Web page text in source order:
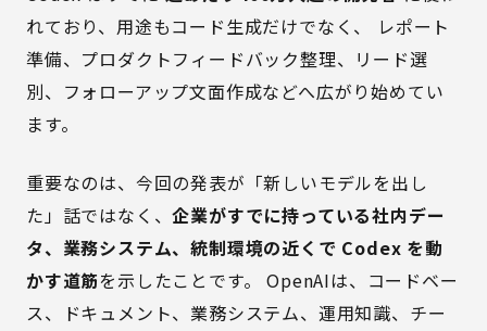
れており、用途もコード生成だけでなく、 レポート
準備、プロダクトフィードバック整理、リード選
別、フォローアップ文面作成などへ広がり始めてい
ます。
重要なのは、今回の発表が「新しいモデルを出し
た」話ではなく、企業がすでに持っている社内デー
タ、業務システム、統制環境の近くで Codex を動
かす道筋を示したことです。 OpenAIは、コードベー
ス、ドキュメント、業務システム、運用知識、チー